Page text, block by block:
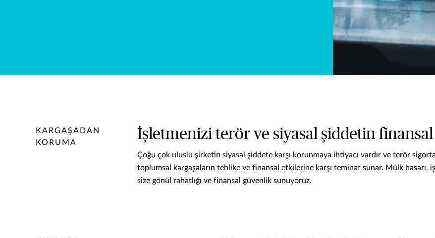
KARGAŞADAN
KORUMA
İşletmenizi terör ve siyasal şiddetin
Çoğu çok uluslu şirketin siyasal şiddete karşı korunmaya ihtiyacı vardır ve terör
toplumsal kargaşaların tehlike ve finansal etkilerine karşı teminat sunar. Mülk hasarı,
size gönül rahatlığı ve finansal güvenlik sunuyoruz.